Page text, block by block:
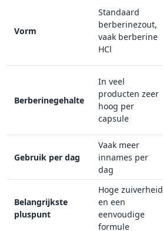
Vorm
Standaard
berberinezout,
vaak berberine
HCl
Berberinegehalte
In veel
producten zeer
hoog per
capsule
Gebruik per dag
Vaak meer
innames per
dag
Belangrijkste
pluspunt
Hoge zuiverheid
en een
eenvoudige
formule